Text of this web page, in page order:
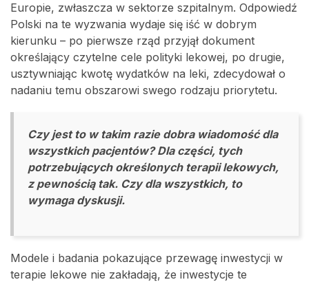
Europie, zwłaszcza w sektorze szpitalnym. Odpowiedź
Polski na te wyzwania wydaje się iść w dobrym
kierunku – po pierwsze rząd przyjął dokument
określający czytelne cele polityki lekowej, po drugie,
usztywniając kwotę wydatków na leki, zdecydował o
nadaniu temu obszarowi swego rodzaju priorytetu.
Czy jest to w takim razie dobra wiadomość dla
wszystkich pacjentów? Dla części, tych
potrzebujących określonych terapii lekowych,
z pewnością tak. Czy dla wszystkich, to
wymaga dyskusji.
Modele i badania pokazujące przewagę inwestycji w
terapie lekowe nie zakładają, że inwestycje te